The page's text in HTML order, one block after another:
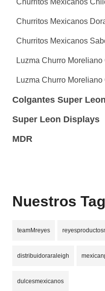
Churritos Mexicanos
Churritos Mexicanos
Luzma Churro
Luzma Churro Moreliano
Colgantes Super Leon
Super Leon Displays
MDR
Nuestros
teamMreyes
distribuidoraraleigh
dulcesmexicanos